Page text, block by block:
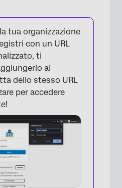
tua organizzazione
con un URL
ti
ai
dello stesso URL
per accedere